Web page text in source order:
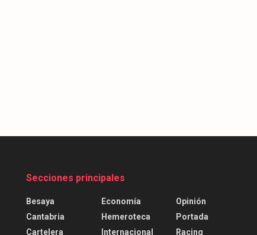
Secciones principales
Besaya
Cantabria
Cartelera
Economía
Hemeroteca
Internacional
Opinión
Portada
Racing